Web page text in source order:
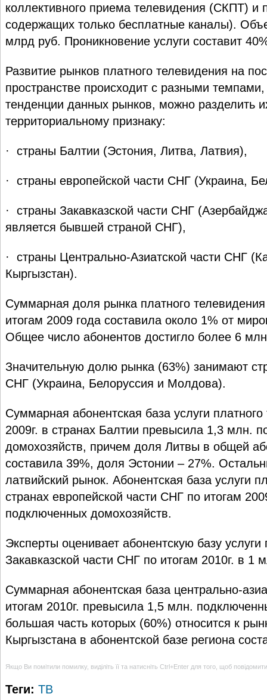
коллективного приема телевидения (СКПТ) и
содержащих только бесплатные каналы).
млрд руб. Проникновение услуги составит
Развитие рынков платного телевидения на
пространстве происходит с разными
тенденции данных рынков, можно разделить
территориальному признаку:
· страны Балтии (Эстония, Литва, Латвия),
· страны европейской части СНГ (Украина,
· страны Закавказской части СНГ
является бывшей страной СНГ),
· страны Центрально-Азиатской части СНГ
Кыргызстан).
Суммарная доля рынка платного
итогам 2009 года составила около 1% от
Общее число абонентов достигло более 6
Значительную долю рынка (63%) занимают
СНГ (Украина, Белоруссия и Молдова).
Суммарная абонентская база услуги
2009г. в странах Балтии превысила 1,3 млн.
домохозяйств, причем доля Литвы в общей
составила 39%, доля Эстонии – 27%.
латвийский рынок. Абонентская база услуги
странах европейской части СНГ по итогам
подключенных домохозяйств.
Эксперты оценивает абонентскую базу
Закавказской части СНГ по итогам 2010г. в 1
Суммарная абонентская база центрально-
итогам 2010г. превысила 1,5 млн.
большая часть которых (60%) относится к
Кыргызстана в абонентской базе региона
Якщо Ви помітили помилку, виділіть її та натисніть Ctrl+Enter для того, щоб
Теги: ТВ